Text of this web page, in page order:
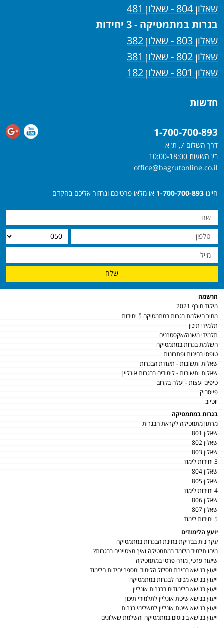
שאלון 804 - שאלון 481
בגרות במתמטיקה - 3 יחידות
שאלון 803 - שאלון 382
שאלון 802 - שאלון 381
שאלון 801 - שאלון 182
חדשות
1-700-700-893
דרך השלום 7, ת"א
בין השעות 10:00-18:00
office@bagrutonline.co.il
חייגו 1-700-700-893 או מלאו פרטיכם ונחזור אליכם בהקדם
שלח
הרשמה
מיקוד חורף 2021
מחיר השלמת בגרות במתמטיקה 5 יחידות
תלמידי תיכון
תלמידי משנה/אקסטרנים
השלמת בגרות במתמטיקה
טופסי בחינות ופתרונות
שאלות ותשובות - תעודת הבגרות
שאלות ותשובות - לימודים בבגרות אונליין
טיפים ועצות - יעלה בקרוב
פייסבוק
יוטיוב
בגרות במתמטיקה
מרתון מתמטיקה לקראת הבגרות
שאלון 801
שאלון 802
שאלון 803
3 יחידות לימוד
שאלון 804
שאלון 805
4 יחידות לימוד
שאלון 806
שאלון 807
5 יחידות לימוד
יועץ הלימודים
עקרונות בבדיקת בחינת הבגרות במתמטיקה
מיהו תלמיד מלומד במתמטיקה ואיך מצטיינים בבגרות?
שיעור פרטי, מורה פרטי במתמטיקה
ייעוץ בנושא בחירת מסלול הלימוד ומספר יחידות הלימוד
ייעוץ בנושא מכינה לבגרות במתמטיקה
ייעוץ בנושא הלימודים בבגרות אונליין
ייעוץ בנושא שיטת אונליין לתלמידי תיכון
ייעוץ בנושא שיטת אונליין למשלימי בגרות
ייעוץ בנושא בונוסים במתמטיקה והשלמת שאלונים